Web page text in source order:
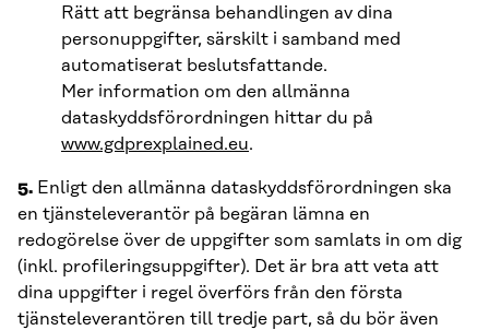
Rätt att begränsa behandlingen av dina
personuppgifter, särskilt i samband med
automatiserat beslutsfattande.
Mer information om den allmänna
dataskyddsförordningen hittar du på
www.gdprexplained.eu.
5. Enligt den allmänna dataskyddsförordningen ska
en tjänsteleverantör på begäran lämna en
redogörelse över de uppgifter som samlats in om dig
(inkl. profileringsuppgifter). Det är bra att veta att
dina uppgifter i regel överförs från den första
tjänsteleverantören till tredje part, så du bör även